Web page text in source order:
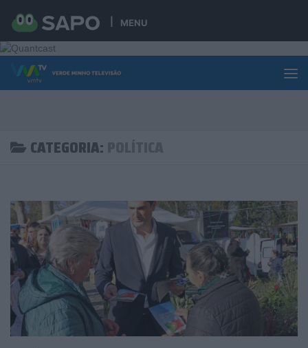
MENU
Skip to content
CATEGORIA: